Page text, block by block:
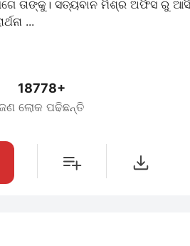
...
18778+
ଲୋକ ପଢିଛନ୍ତି